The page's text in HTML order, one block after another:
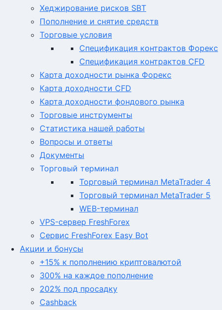
Хеджирование рисков SBT
Пополнение и снятие средств
Торговые условия
Спецификация контрактов Форекс
Спецификация контрактов CFD
Карта доходности рынка Форекс
Карта доходности CFD
Карта доходности фондового рынка
Торговые инструменты
Статистика нашей работы
Вопросы и ответы
Документы
Торговый терминал
Торговый терминал MetaTrader 4
Торговый терминал MetaTrader 5
WEB-терминал
VPS-сервер FreshForex
Сервис FreshForex Easy Bot
Акции и бонусы
+15% к пополнению криптовалютой
300% на каждое пополнение
202% под просадку
Cashback